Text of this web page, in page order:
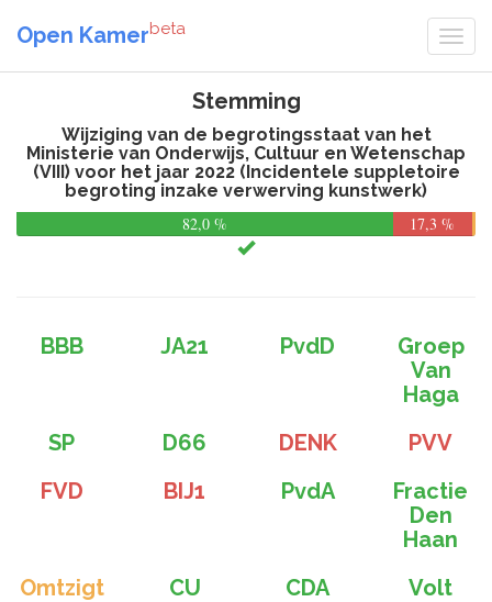
Open Kamerbeta
Stemming
Wijziging van de begrotingsstaat van het
Ministerie van Onderwijs, Cultuur en Wetenschap
(VIII) voor het jaar 2022 (Incidentele suppletoire
begroting inzake verwerving kunstwerk)
82,0 %
17,3 %
BBB JA21 PvdD
Groep
Van
Haga
SP
D66 DENK
PVV
FVD
BIJ1 PvdA
Fractie
Den
Haan
Omtzigt
CU CDA
Volt